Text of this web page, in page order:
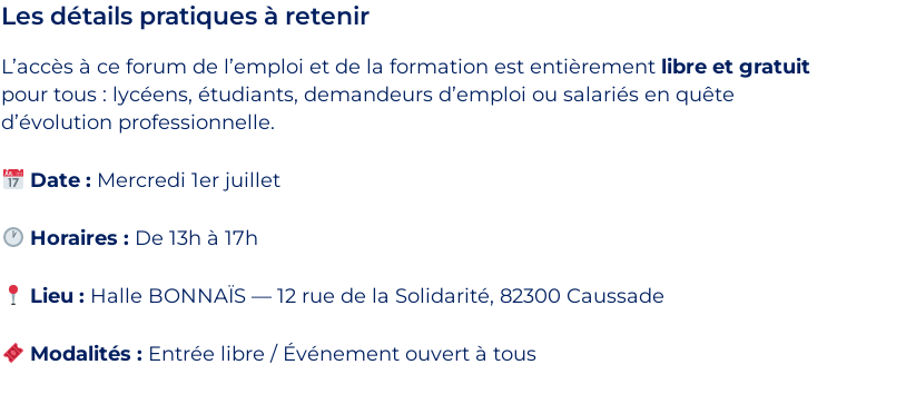
Les détails pratiques à retenir
L’accès à ce forum de l’emploi et de la formation est entièrement libre et gratuit
pour tous : lycéens, étudiants, demandeurs d’emploi ou salariés en quête
d’évolution professionnelle.
Date : Mercredi 1er juillet
Horaires : De 13h à 17h
Lieu : Halle BONNAÏS — 12 rue de la Solidarité, 82300 Caussade
Modalités : Entrée libre / Événement ouvert à tous